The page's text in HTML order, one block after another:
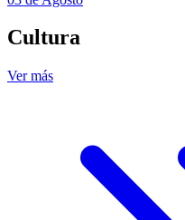
Cultura
Ver más